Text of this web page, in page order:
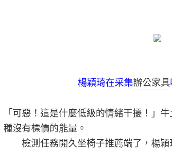
楊穎琦在采集辦公家具
「可惡！這是什麼低級的情緒干擾！」
種沒有標價的能量。
檢測任務開久坐椅子推薦端了，楊